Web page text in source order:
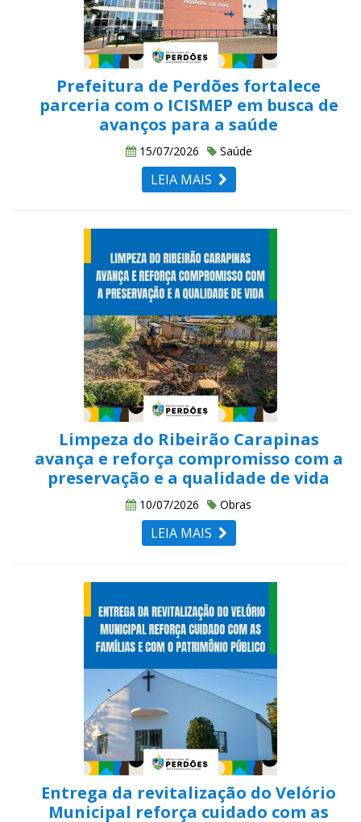
Prefeitura de Perdões fortalece
parceria com o ICISMEP em busca de
avanços para a saúde
15/07/2026 Saúde
LEIA MAIS
Limpeza do Ribeirão Carapinas
avança e reforça compromisso com a
preservação e a qualidade de vida
10/07/2026 Obras
LEIA MAIS
Entrega da revitalização do Velório
Municipal reforça cuidado com as